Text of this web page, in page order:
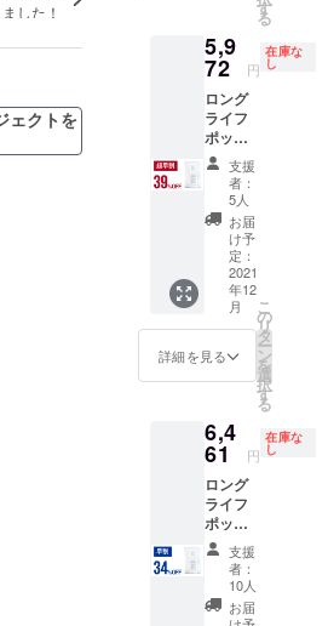
した！
ェクトを
旬頃か
ら、各
ECサイ
ト/自社
HP等で
一般販
売を予
定。 ※
税込
み、送
料込の
価格と
なりま
す。
す
る
5,9
72 円
在庫な
し
ロング
ライフ
ポット
×1 一般
販売予
定価格
9,790円
（税・
送料込
み）の
39％OF
F 2022
年1月下
旬頃か
ら、各
ECサイ
HP等で
一般販
売を予
定。 ※
税込
み、送
料込の
価格と
なりま
す。
支援
者：
5人
お届
け予
定：
2021
年12
月
詳細を見る
こ
の
リ
タ
ー
ン
を
選
択
す
る
6,4
61 円
在庫な
し
ロング
ライフ
ポット
×1 一般
販売予
定価格
9,790円
（税・
支援
者：
10人
お届